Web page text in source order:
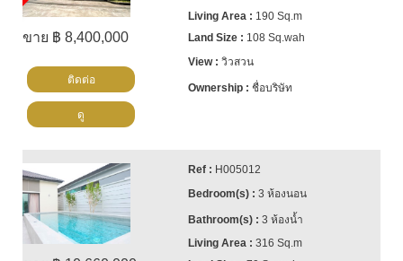
ขาย ฿ 8,400,000
190 Sq.m
108 Sq.wah
วิวสวน
ชื่อบริษัท
ติดต่อ
ดู
H005012
3 ห้องนอน
3 ห้องน้ำ
316 Sq.m